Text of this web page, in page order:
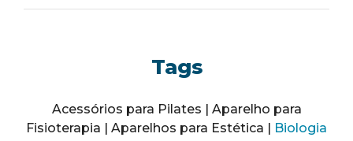
Tags
Acessórios para Pilates | Aparelho para
Fisioterapia | Aparelhos para Estética |
Biologia